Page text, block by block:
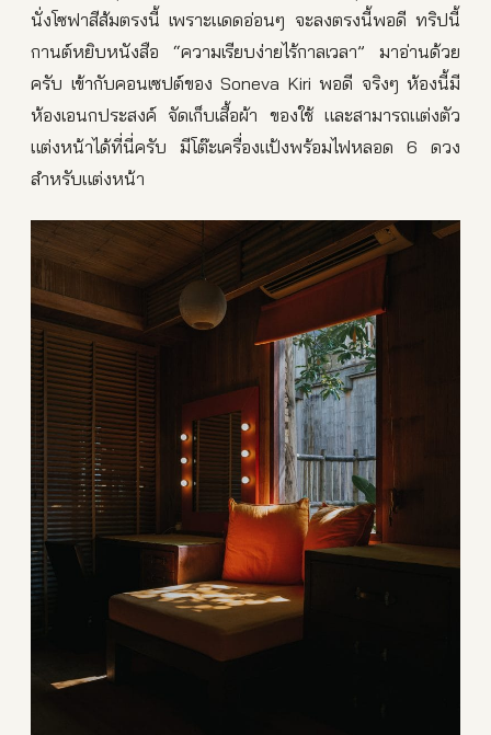
นั่งโซฟาสีส้มตรงนี้ เพราะแดดอ่อนๆ จะลงตรงนี้พอดี ทริปนี้
กานต์หยิบหนังสือ “ความเรียบง่ายไร้กาลเวลา” มาอ่านด้วย
ครับ เข้ากับคอนเซปต์ของ Soneva Kiri พอดี จริงๆ ห้องนี้มี
ห้องเอนกประสงค์ จัดเก็บเสื้อผ้า ของใช้ และสามารถแต่งตัว
แต่งหน้าได้ที่นี่ครับ มีโต๊ะเครื่องแป้งพร้อมไฟหลอด 6 ดวง
สำหรับแต่งหน้า